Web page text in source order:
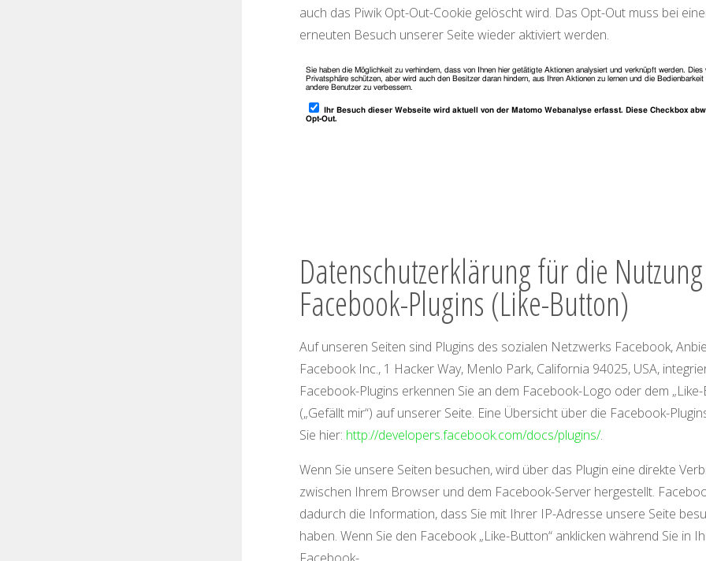
auch das Piwik Opt-Out-Cookie gelöscht wird. Das Opt-Out muss bei
erneuten Besuch unserer Seite wieder aktiviert werden.
Datenschutzerklärung für die
Facebook-Plugins (Like-Button)
Auf unseren Seiten sind Plugins des sozialen Netzwerks Facebook,
Facebook Inc., 1 Hacker Way, Menlo Park, California 94025, USA,
Facebook-Plugins erkennen Sie an dem Facebook-Logo oder dem
(„Gefällt mir“) auf unserer Seite. Eine Übersicht über die Facebook-
Sie hier: http://developers.facebook.com/docs/plugins/.
Wenn Sie unsere Seiten besuchen, wird über das Plugin eine direkte
zwischen Ihrem Browser und dem Facebook-Server hergestellt.
dadurch die Information, dass Sie mit Ihrer IP-Adresse unsere Seite
haben. Wenn Sie den Facebook „Like-Button“ anklicken während Sie in